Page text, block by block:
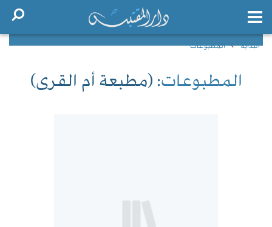
البداية المطبوعات
المطبوعات: (مطبعة أم القرى)